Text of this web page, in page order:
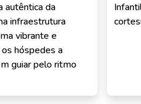
autêntica da
infraestrutura
vibrante e
hóspedes a
guiar pelo ritmo